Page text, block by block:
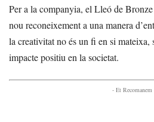
Per a la companyia, el Lleó de
nou reconeixement a una manera
la creativitat no és un fi en si mateixa,
impacte positiu en la societat.
- Et Recomanem